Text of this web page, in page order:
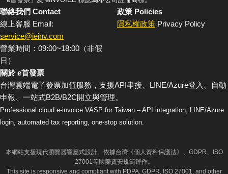
聯絡我們 Contact
線上客服 Email:
service@ieinv.com
營業時間：09:00~18:00（非假
日）
政策 Policies
隱私權政策 Privacy Policy
關於 e首發票
台灣雲端電子發票加值服務，支援API串接、LINE/Azure登入、自動
申報、一站式B2B/B2C開立與管理。
Professional cloud e-invoice VASP for Taiwan – API integration, LINE/Azure
login, automated tax reporting, one-stop solution.
本網站支援現代瀏覽器響應式設計。依據台灣《個人資料保護法》、GDPR、ISO
27001等國際資安規範運作。
This site is responsive and compliant with PDPA, GDPR, ISO 27001, and other